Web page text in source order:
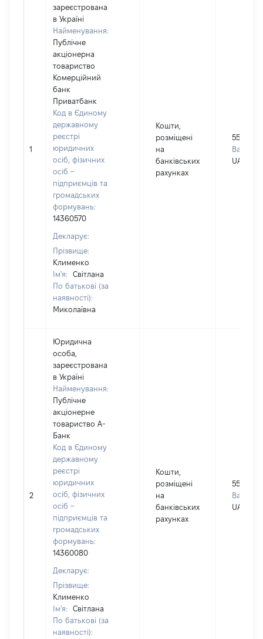
1
зареєстрована
в Україні
Найменування:
Публічне
акціонерна
товариство
Комерційний
банк
Приватбанк
Код в Єдиному
державному
реєстрі
юридичних
осіб, фізичних
осіб –
підприємців та
громадських
формувань:
14360570
Декларує:
Прізвище:
Клименко
Ім'я:
Світлана
По батькові (за
наявності):
Миколаївна
Кошти,
розміщені
на
банківських
рахунках
5500
Валюта:
UAH
2
Юридична
особа,
зареєстрована
в Україні
Найменування:
Публічне
акціонерне
товариство А-
Банк
Код в Єдиному
державному
реєстрі
юридичних
осіб, фізичних
осіб –
підприємців та
громадських
формувань:
14360080
Декларує:
Прізвище:
Клименко
Ім'я:
Світлана
По батькові (за
наявності):
Кошти,
розміщені
на
банківських
рахунках
5500
Валюта:
UAH